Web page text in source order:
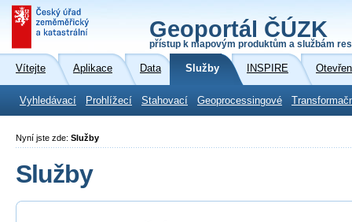
Geoportál ČÚZK
přístup k mapovým produktům a službám
Vítejte Aplikace Data Služby INSPIRE
Vyhledávací Prohlížecí Stahovací Geoprocessingové
Nyní jste zde: Služby
Služby